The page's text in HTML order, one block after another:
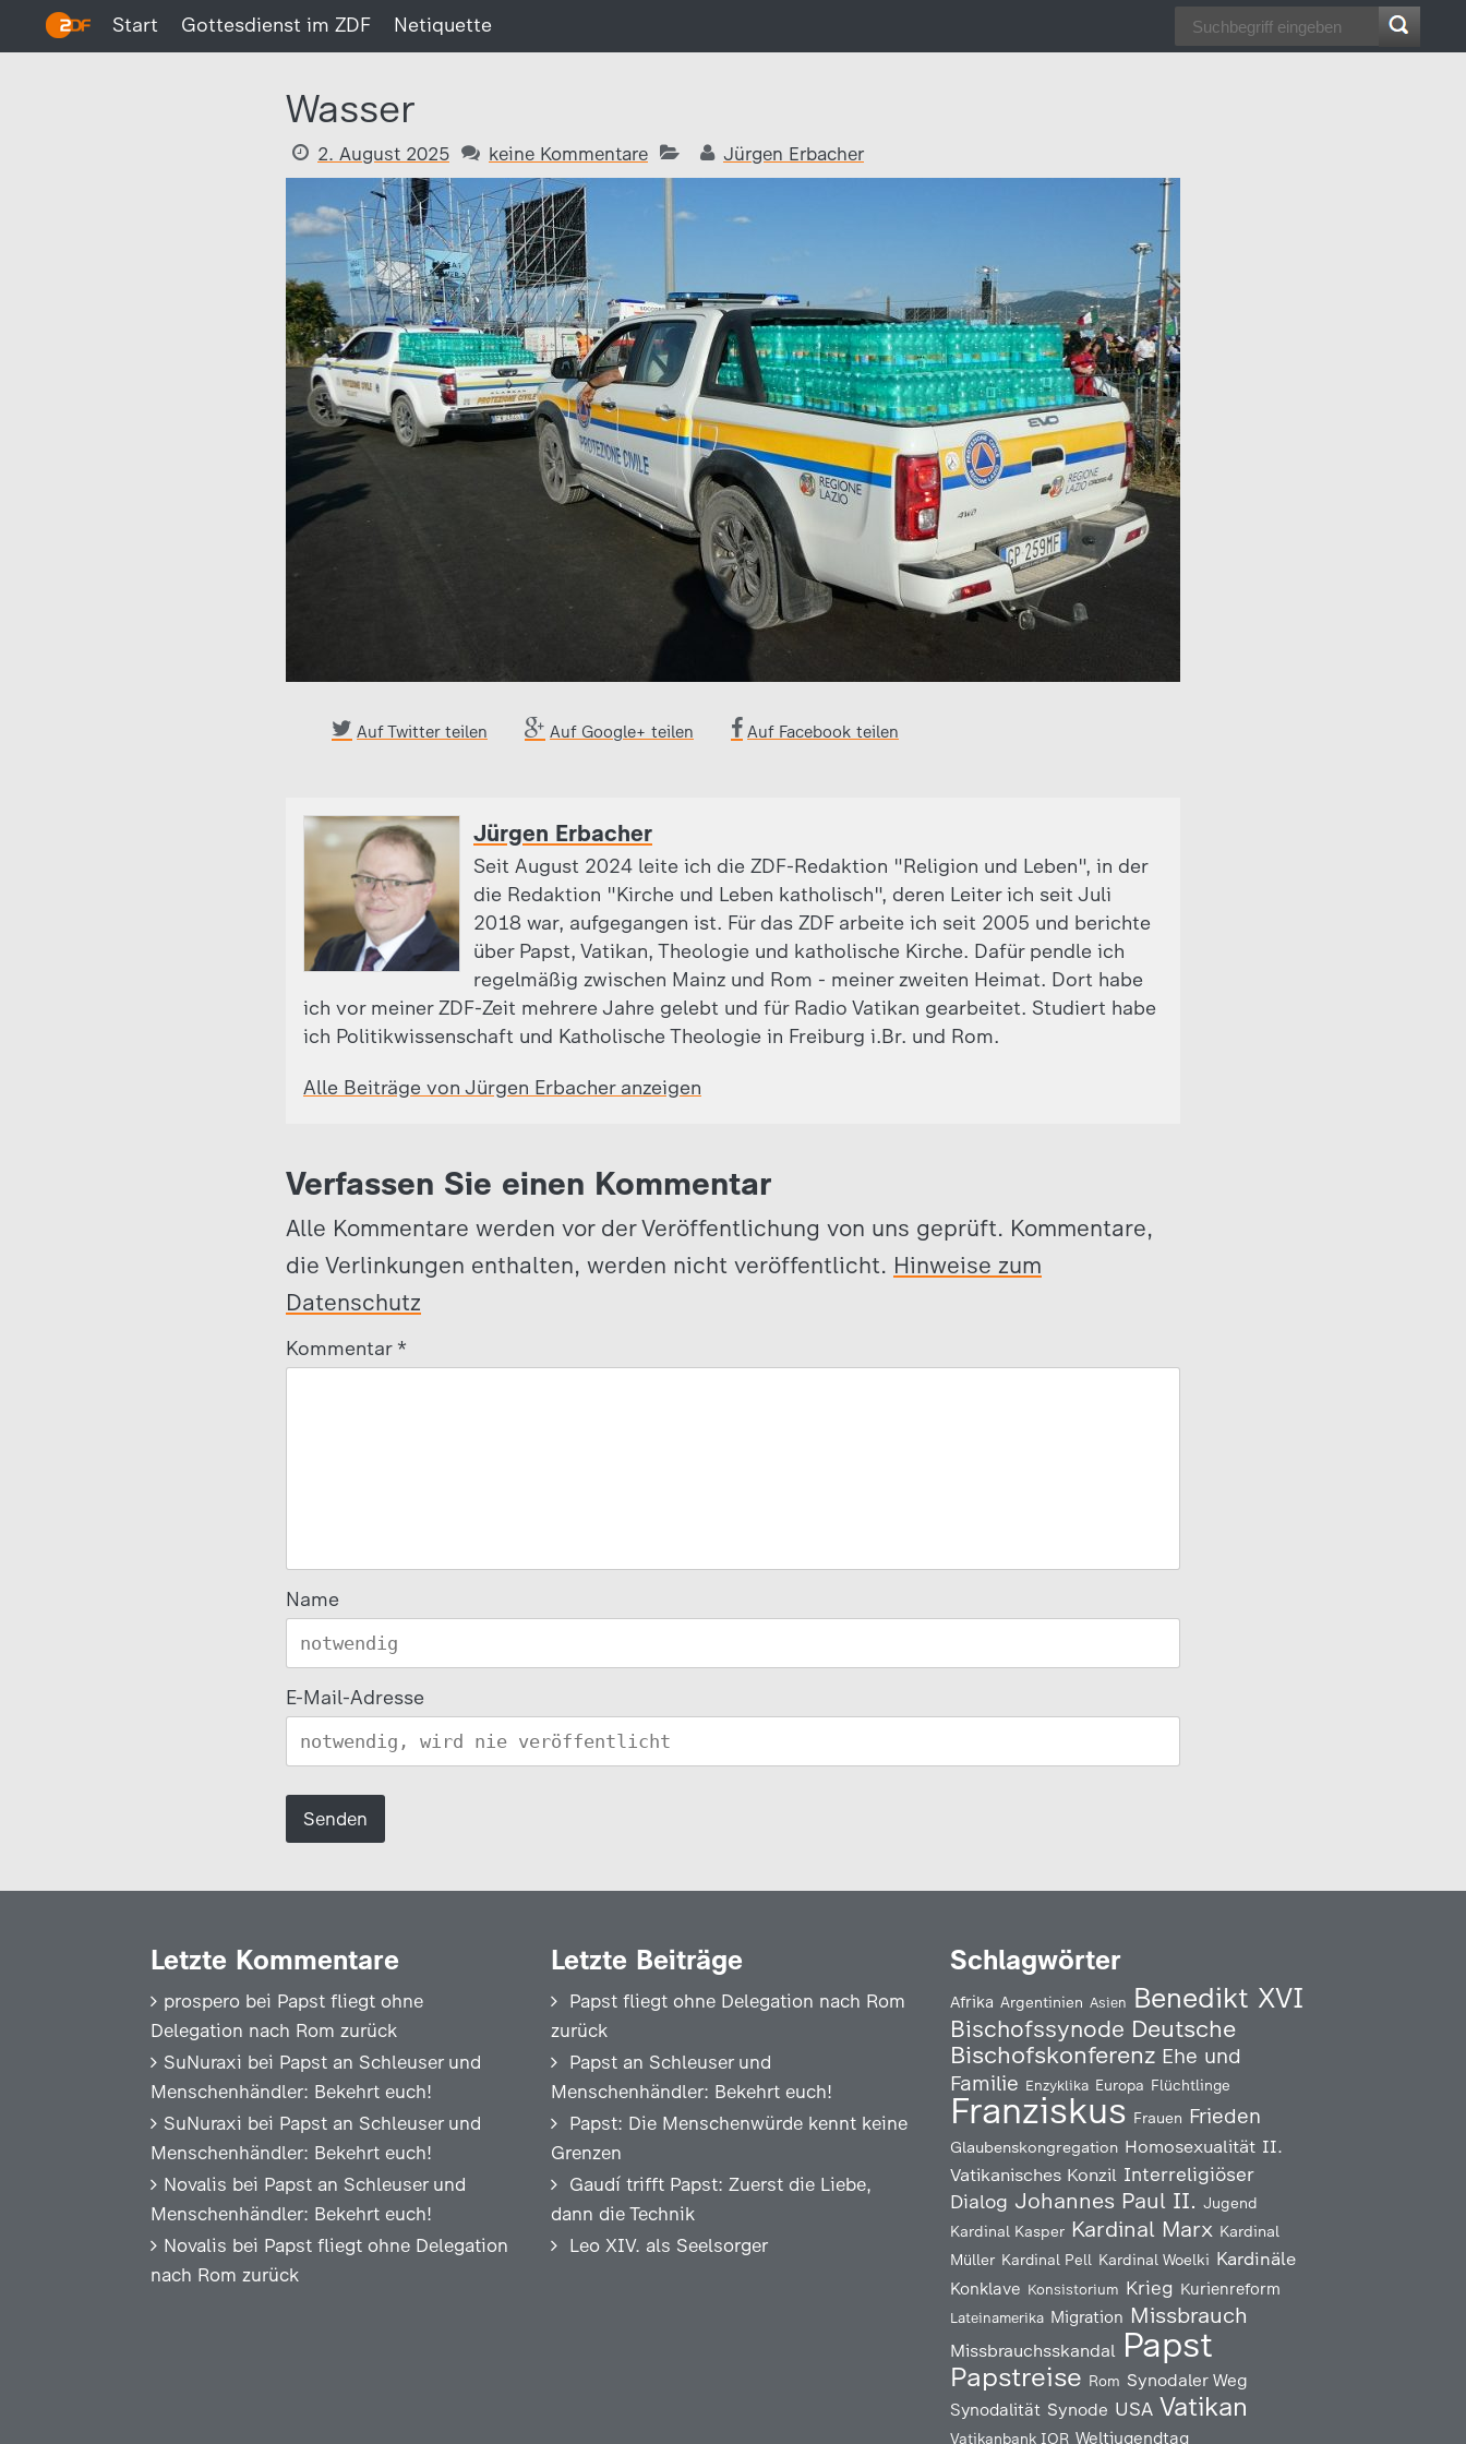
Start Gottesdienst im ZDF Netiquette
Wasser
2. August 2025 keine Kommentare Jürgen Erbacher
Auf Twitter teilen Auf Google+ teilen Auf Facebook teilen
Jürgen Erbacher
Seit August 2024 leite ich die ZDF-Redaktion "Religion und Leben", in der
die Redaktion "Kirche und Leben katholisch", deren Leiter ich seit Juli
2018 war, aufgegangen ist. Für das ZDF arbeite ich seit 2005 und berichte
über Papst, Vatikan, Theologie und katholische Kirche. Dafür pendle ich
regelmäßig zwischen Mainz und Rom - meiner zweiten Heimat. Dort habe
ich vor meiner ZDF-Zeit mehrere Jahre gelebt und für Radio Vatikan gearbeitet. Studiert habe
ich Politikwissenschaft und Katholische Theologie in Freiburg i.Br. und Rom.
Alle Beiträge von Jürgen Erbacher anzeigen
Verfassen Sie einen Kommentar
Alle Kommentare werden vor der Veröffentlichung von uns geprüft. Kommentare,
die Verlinkungen enthalten, werden nicht veröffentlicht. Hinweise zum
Datenschutz
Kommentar *
Name
E-Mail-Adresse
Letzte Kommentare
prospero bei Papst fliegt ohne
Delegation nach Rom zurück
SuNuraxi bei Papst an Schleuser und
Menschenhändler: Bekehrt euch!
SuNuraxi bei Papst an Schleuser und
Menschenhändler: Bekehrt euch!
Novalis bei Papst an Schleuser und
Menschenhändler: Bekehrt euch!
Novalis bei Papst fliegt ohne Delegation
nach Rom zurück
Letzte Beiträge
Papst fliegt ohne Delegation nach Rom
zurück
Papst an Schleuser und
Menschenhändler: Bekehrt euch!
Papst: Die Menschenwürde kennt keine
Grenzen
Gaudí trifft Papst: Zuerst die Liebe,
dann die Technik
Leo XIV. als Seelsorger
Schlagwörter
Afrika Argentinien Asien Benedikt XVI
Bischofssynode Deutsche
Bischofskonferenz Ehe und
Familie Enzyklika Europa Flüchtlinge
Franziskus Frauen Frieden
Glaubenskongregation Homosexualität II.
Vatikanisches Konzil Interreligiöser
Dialog Johannes Paul II. Jugend
Kardinal Kasper Kardinal Marx Kardinal
Müller Kardinal Pell Kardinal Woelki Kardinäle
Konklave Konsistorium Krieg Kurienreform
Lateinamerika Migration Missbrauch
Missbrauchsskandal Papst
Papstreise Rom Synodaler Weg
Synodalität Synode USA Vatikan
Vatikanbank IOR Weltjugendtag